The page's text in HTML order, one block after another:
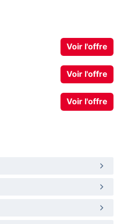
Voir l'offre
Voir l'offre
Voir l'offre